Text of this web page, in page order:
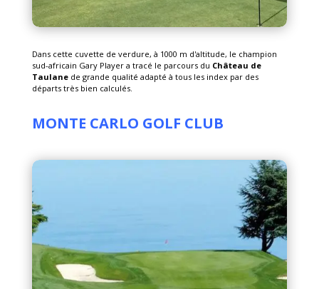
Dans cette cuvette de verdure, à 1000 m d'altitude, le champion
sud-africain Gary Player a tracé le parcours du Château de
Taulanede grande qualité adapté à tous les index par des
départs très bien calculés.
MONTE CARLO GOLF CLUB